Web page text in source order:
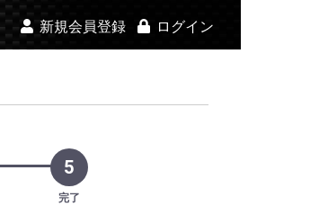
新規会員登録 ログイン
5
完了